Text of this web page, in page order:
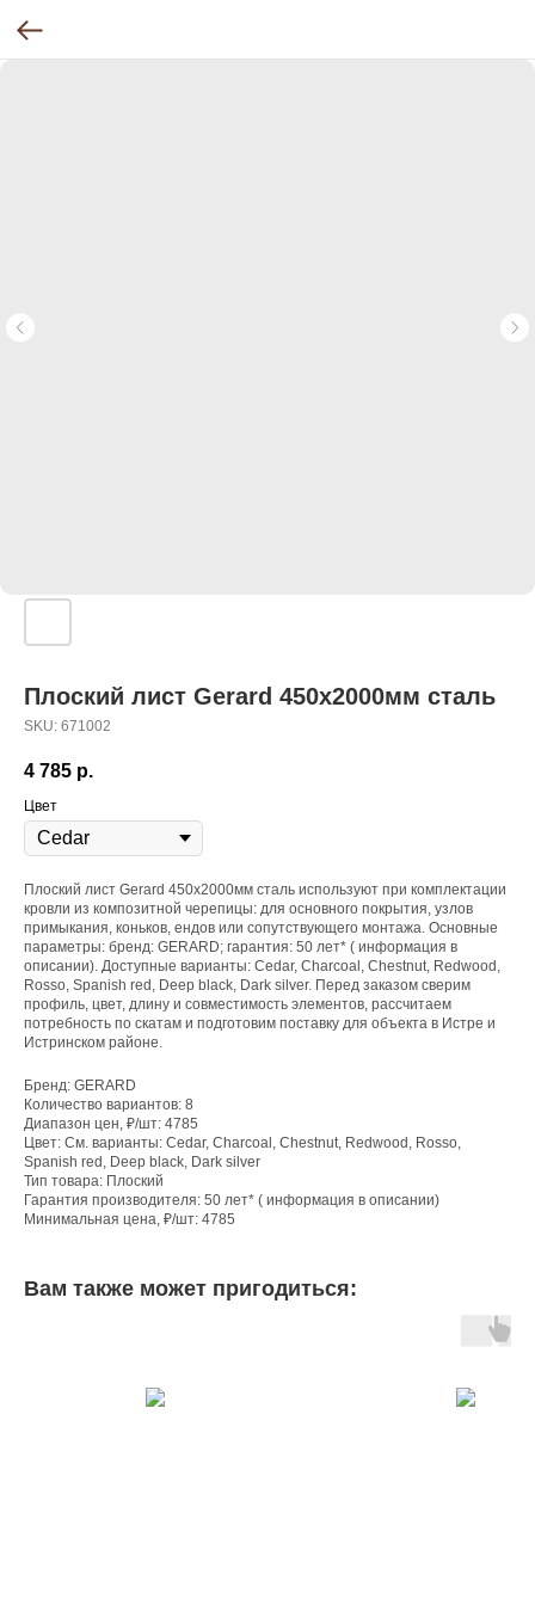
Плоский лист Gerard 450х2000мм сталь
SKU: 671002
4 785 р.
Цвет
Плоский лист Gerard 450х2000мм сталь используют при комплектации
кровли из композитной черепицы: для основного покрытия, узлов
примыкания, коньков, ендов или сопутствующего монтажа. Основные
параметры: бренд: GERARD; гарантия: 50 лет* ( информация в
описании). Доступные варианты: Cedar, Charcoal, Chestnut, Redwood,
Rosso, Spanish red, Deep black, Dark silver. Перед заказом сверим
профиль, цвет, длину и совместимость элементов, рассчитаем
потребность по скатам и подготовим поставку для объекта в Истре и
Истринском районе.
Бренд: GERARD
Количество вариантов: 8
Диапазон цен, ₽/шт: 4785
Цвет: См. варианты: Cedar, Charcoal, Chestnut, Redwood, Rosso,
Spanish red, Deep black, Dark silver
Тип товара: Плоский
Гарантия производителя: 50 лет* ( информация в описании)
Минимальная цена, ₽/шт: 4785
Вам также может пригодиться: